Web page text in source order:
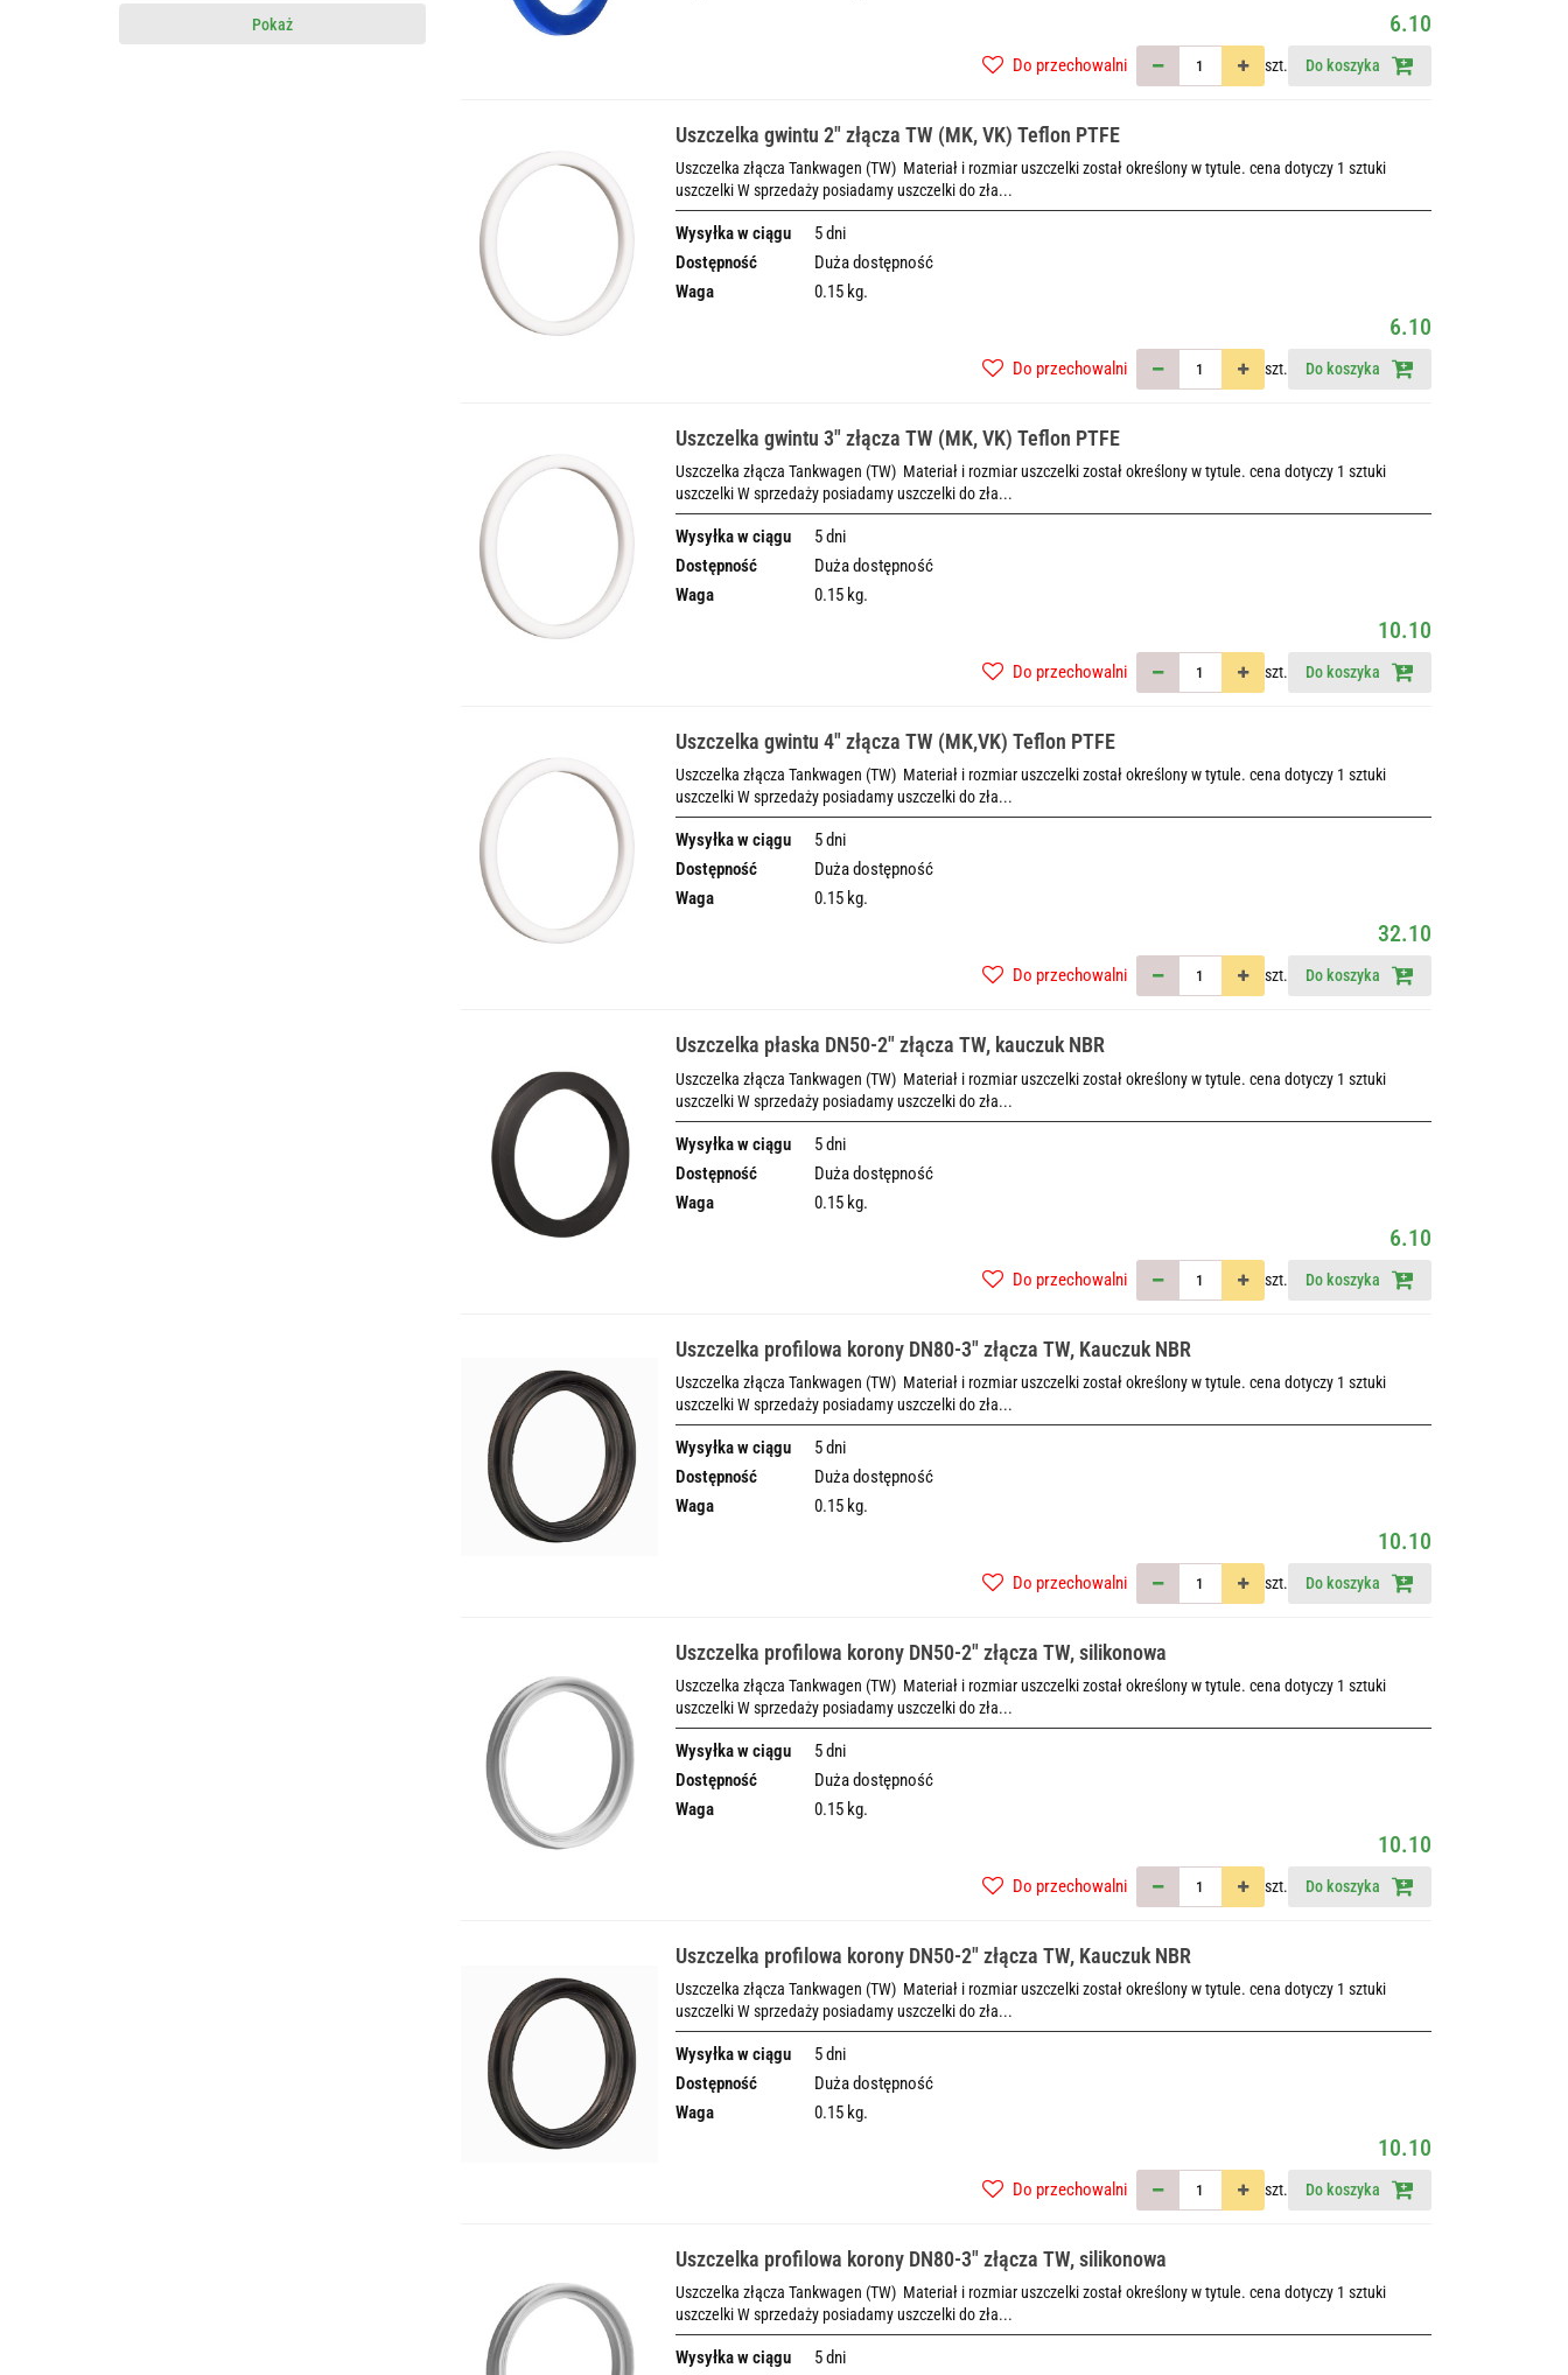
Pokaż 6.10
szt. Do koszyka
Do przechowalni
Uszczelka gwintu 2" złącza TW (MK, VK) Teflon PTFE
Uszczelka złącza Tankwagen (TW) Materiał i rozmiar uszczelki został określony w tytule. cena dotyczy 1 sztuki
uszczelki W sprzedaży posiadamy uszczelki do zła...
Wysyłka w ciągu
5 dni
Dostępność
Duża dostępność
Waga
0.15 kg.
6.10
szt. Do koszyka
Do przechowalni
Uszczelka gwintu 3" złącza TW (MK, VK) Teflon PTFE
Uszczelka złącza Tankwagen (TW) Materiał i rozmiar uszczelki został określony w tytule. cena dotyczy 1 sztuki
uszczelki W sprzedaży posiadamy uszczelki do zła...
Wysyłka w ciągu
5 dni
Dostępność
Duża dostępność
Waga
0.15 kg.
10.10
szt. Do koszyka
Do przechowalni
Uszczelka gwintu 4" złącza TW (MK,VK) Teflon PTFE
Uszczelka złącza Tankwagen (TW) Materiał i rozmiar uszczelki został określony w tytule. cena dotyczy 1 sztuki
uszczelki W sprzedaży posiadamy uszczelki do zła...
Wysyłka w ciągu
5 dni
Dostępność
Duża dostępność
Waga
0.15 kg.
32.10
szt. Do koszyka
Do przechowalni
Uszczelka płaska DN50-2" złącza TW, kauczuk NBR
Uszczelka złącza Tankwagen (TW) Materiał i rozmiar uszczelki został określony w tytule. cena dotyczy 1 sztuki
uszczelki W sprzedaży posiadamy uszczelki do zła...
Wysyłka w ciągu
5 dni
Dostępność
Duża dostępność
Waga
0.15 kg.
6.10
szt. Do koszyka
Do przechowalni
Uszczelka profilowa korony DN80-3" złącza TW, Kauczuk NBR
Uszczelka złącza Tankwagen (TW) Materiał i rozmiar uszczelki został określony w tytule. cena dotyczy 1 sztuki
uszczelki W sprzedaży posiadamy uszczelki do zła...
Wysyłka w ciągu
5 dni
Dostępność
Duża dostępność
Waga
0.15 kg.
10.10
szt. Do koszyka
Do przechowalni
Uszczelka profilowa korony DN50-2" złącza TW, silikonowa
Uszczelka złącza Tankwagen (TW) Materiał i rozmiar uszczelki został określony w tytule. cena dotyczy 1 sztuki
uszczelki W sprzedaży posiadamy uszczelki do zła...
Wysyłka w ciągu
5 dni
Dostępność
Duża dostępność
Waga
0.15 kg.
10.10
szt. Do koszyka
Do przechowalni
Uszczelka profilowa korony DN50-2" złącza TW, Kauczuk NBR
Uszczelka złącza Tankwagen (TW) Materiał i rozmiar uszczelki został określony w tytule. cena dotyczy 1 sztuki
uszczelki W sprzedaży posiadamy uszczelki do zła...
Wysyłka w ciągu
5 dni
Dostępność
Duża dostępność
Waga
0.15 kg.
10.10
szt. Do koszyka
Do przechowalni
Uszczelka profilowa korony DN80-3" złącza TW, silikonowa
Uszczelka złącza Tankwagen (TW) Materiał i rozmiar uszczelki został określony w tytule. cena dotyczy 1 sztuki
uszczelki W sprzedaży posiadamy uszczelki do zła...
Wysyłka w ciągu 5 dni